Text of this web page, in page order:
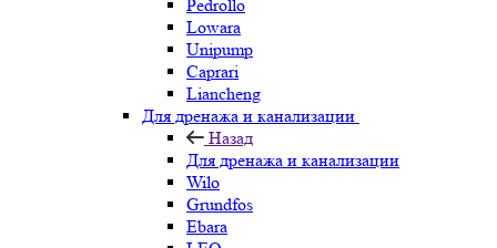
Pedrollo
Lowara
Unipump
Caprari
Liancheng
Для дренажа и канализации
Назад
Для дренажа и канализации
Wilo
Grundfos
Ebara